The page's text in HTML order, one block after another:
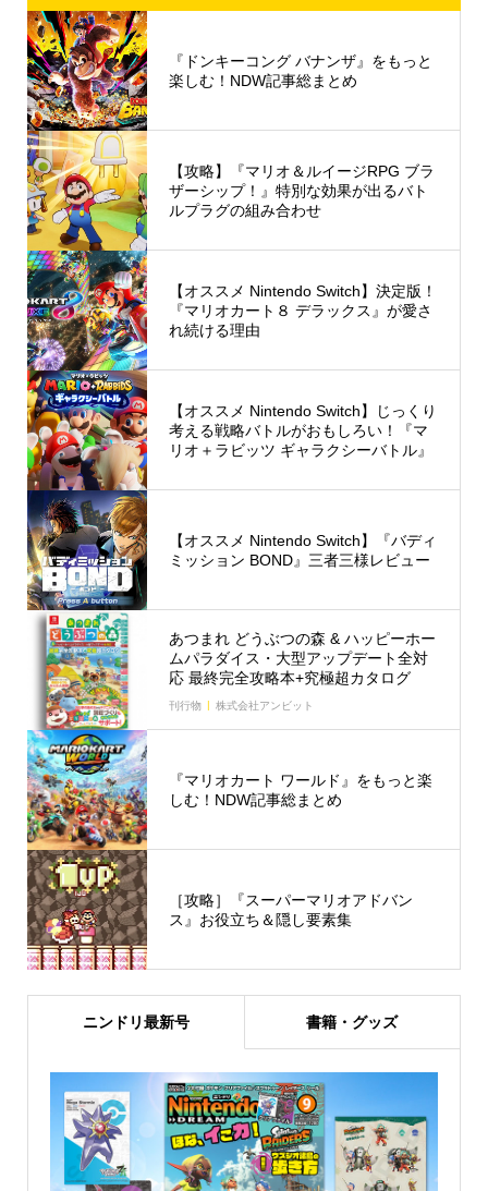
『ドンキーコング バナンザ』をもっと
楽しむ！NDW記事総まとめ
【攻略】『マリオ＆ルイージRPG ブラ
ザーシップ！』特別な効果が出るバト
ルプラグの組み合わせ
【オススメ Nintendo Switch】決定版！
『マリオカート８ デラックス』が愛さ
れ続ける理由
【オススメ Nintendo Switch】じっくり
考える戦略バトルがおもしろい！『マ
リオ＋ラビッツ ギャラクシーバトル』
【オススメ Nintendo Switch】『バディ
ミッション BOND』三者三様レビュー
あつまれ どうぶつの森 & ハッピーホー
ムパラダイス・大型アップデート全対
応 最終完全攻略本+究極超カタログ
刊行物 株式会社アンビット
『マリオカート ワールド』をもっと楽
しむ！NDW記事総まとめ
［攻略］『スーパーマリオアドバン
ス』お役立ち＆隠し要素集
ニンドリ最新号 書籍・グッズ